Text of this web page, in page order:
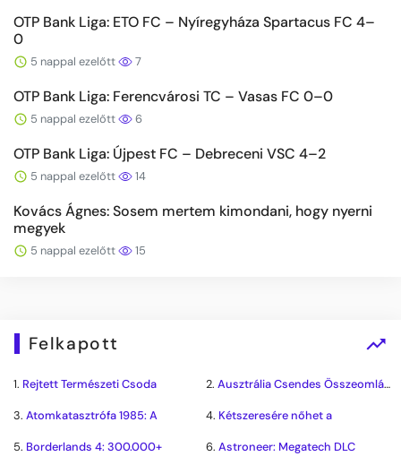
OTP Bank Liga: ETO FC – Nyíregyháza Spartacus FC 4–
0
5 nappal ezelőtt 7
OTP Bank Liga: Ferencvárosi TC – Vasas FC 0–0
5 nappal ezelőtt 6
OTP Bank Liga: Újpest FC – Debreceni VSC 4–2
5 nappal ezelőtt 14
Kovács Ágnes: Sosem mertem kimondani, hogy nyerni
megyek
5 nappal ezelőtt 15
Felkapott
1. Rejtett Természeti Csoda 2. Ausztrália Csendes Összeomlása
3. Atomkatasztrófa 1985: A 4. Kétszeresére nőhet a
5. Borderlands 4: 300.000+ 6. Astroneer: Megatech DLC